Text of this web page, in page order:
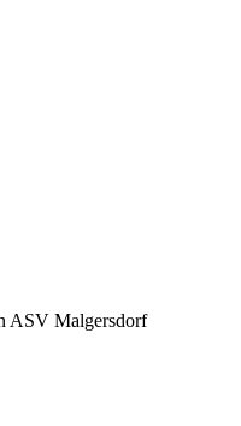
ASV Malgersdorf